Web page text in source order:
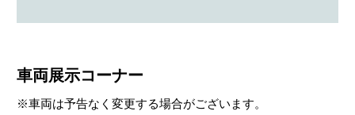
車両展示コーナー
※車両は予告なく変更する場合がございます。